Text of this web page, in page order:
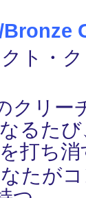
Bronze
ト・
クリー
るた
打ち消
たが